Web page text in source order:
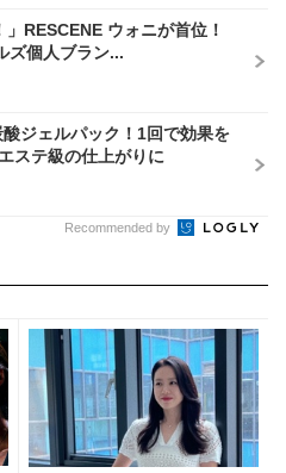
」RESCENE ウォニが首位！
ズ個人ブラン...
酸ジェルパック！1回で効果を
ステ級の仕上がりに
Recommended by